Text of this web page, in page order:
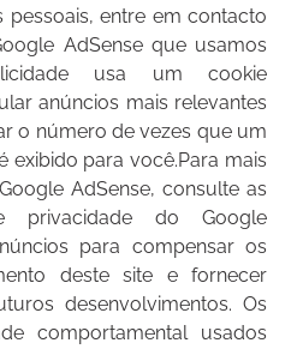
pessoais, entre em contacto
AdSense que usamos
usa um cookie
anúncios mais relevantes
o número de vezes que um
exibido para você.Para mais
AdSense, consulte as
privacidade do Google
para compensar os
deste site e fornecer
desenvolvimentos. Os
comportamental usados